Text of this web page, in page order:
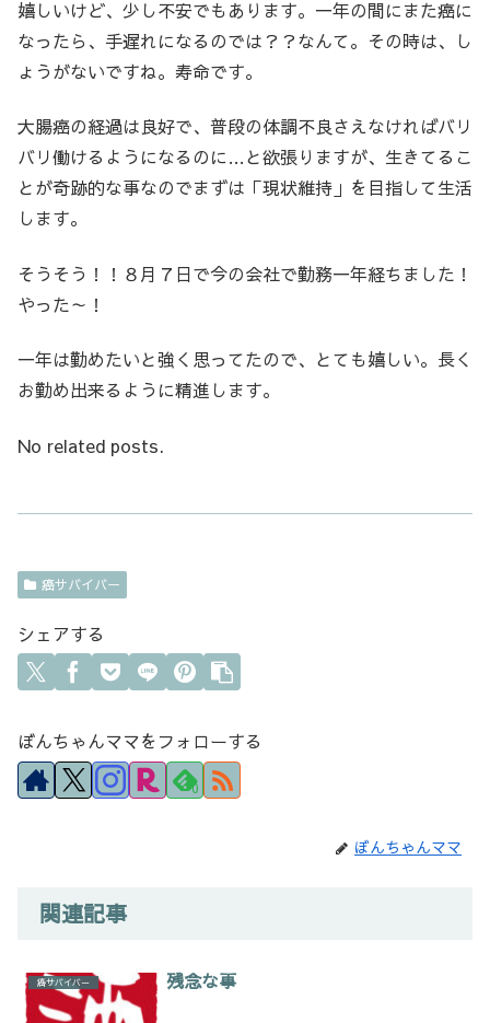
嬉しいけど、少し不安でもあります。一年の間にまた癌に
なったら、手遅れになるのでは？？なんて。その時は、し
ょうがないですね。寿命です。
大腸癌の経過は良好で、普段の体調不良さえなければバリ
バリ働けるようになるのに…と欲張りますが、生きてるこ
とが奇跡的な事なのでまずは「現状維持」を目指して生活
します。
そうそう！！８月７日で今の会社で勤務一年経ちました！
やった～！
一年は勤めたいと強く思ってたので、とても嬉しい。長く
お勤め出来るように精進します。
No related posts.
癌サバイバー
シェアする
ぼんちゃんママをフォローする
0
ぼんちゃんママ
関連記事
癌サバイバー 残念な事